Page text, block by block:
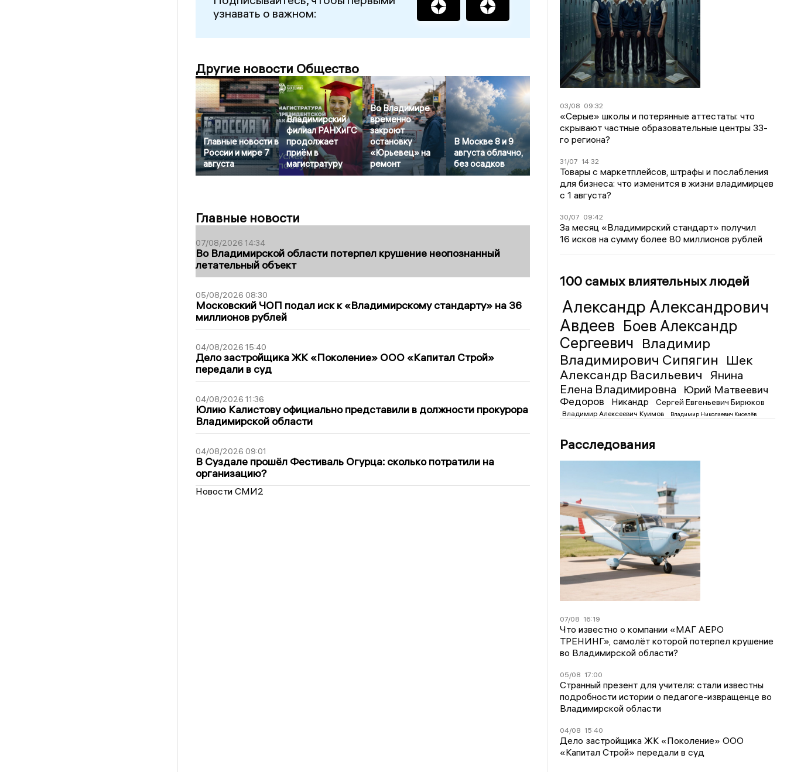
узнавать о важном:
Другие новости Общество
Главные новости в
России и мире 7
августа
Владимирский
филиал РАНХиГС
продолжает
приём в
магистратуру
Во Владимире
временно
закроют
остановку
«Юрьевец» на
ремонт
В Москве 8 и 9
августа облачно,
без осадков
Главные новости
07/08/2026 14:34
Во Владимирской области потерпел крушение неопознанный
летательный объект
05/08/2026 08:30
Московский ЧОП подал иск к «Владимирскому стандарту» на 36
миллионов рублей
04/08/2026 15:40
Дело застройщика ЖК «Поколение» ООО «Капитал Строй»
передали в суд
04/08/2026 11:36
Юлию Калистову официально представили в должности прокурора
Владимирской области
04/08/2026 09:01
В Суздале прошёл Фестиваль Огурца: сколько потратили на
организацию?
Новости СМИ2
03/08 09:32
«Серые» школы и потерянные аттестаты: что
скрывают частные образовательные центры 33-
го региона?
31/07 14:32
Товары с маркетплейсов, штрафы и послабления
для бизнеса: что изменится в жизни владимирцев
с 1 августа?
30/07 09:42
За месяц «Владимирский стандарт» получил
16 исков на сумму более 80 миллионов рублей
100 самых влиятельных людей
Александр Александрович
Авдеев Боев Александр
Сергеевич Владимир
Владимирович Сипягин Шек
Александр Васильевич
Янина
Елена Владимировна
Юрий Матвеевич
Федоров
Никандр Сергей Евгеньевич Бирюков
Владимир Алексеевич Куимов Владимир Николаевич Киселёв
Расследования
07/08 16:19
Что известно о компании «МАГ АЕРО
ТРЕНИНГ», самолёт которой потерпел крушение
во Владимирской области?
05/08 17:00
Странный презент для учителя: стали известны
подробности истории о педагоге-извращенце во
Владимирской области
04/08 15:40
Дело застройщика ЖК «Поколение» ООО
«Капитал Строй» передали в суд